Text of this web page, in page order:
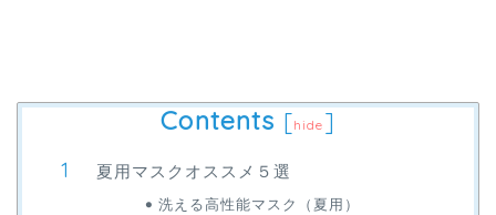
Contents [hide ]
夏用マスクオススメ５選
洗える高性能マスク（夏用）